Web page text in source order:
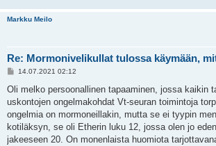
Markku Meilo
Re: Mormonivelikullat tulossa käymään,
V
e
t
i
14.07.2021 02:12
Oli melko persoonallinen tapaaminen, jossa kaikin
uskontojen ongelmakohdat Vt-seuran toimintoja
ongelmia on mormoneillakin, mutta se ei tyypin
kotiläksyn, se oli Etherin luku 12, jossa olen jo
jakeeseen 20. On monenlaista huomiota